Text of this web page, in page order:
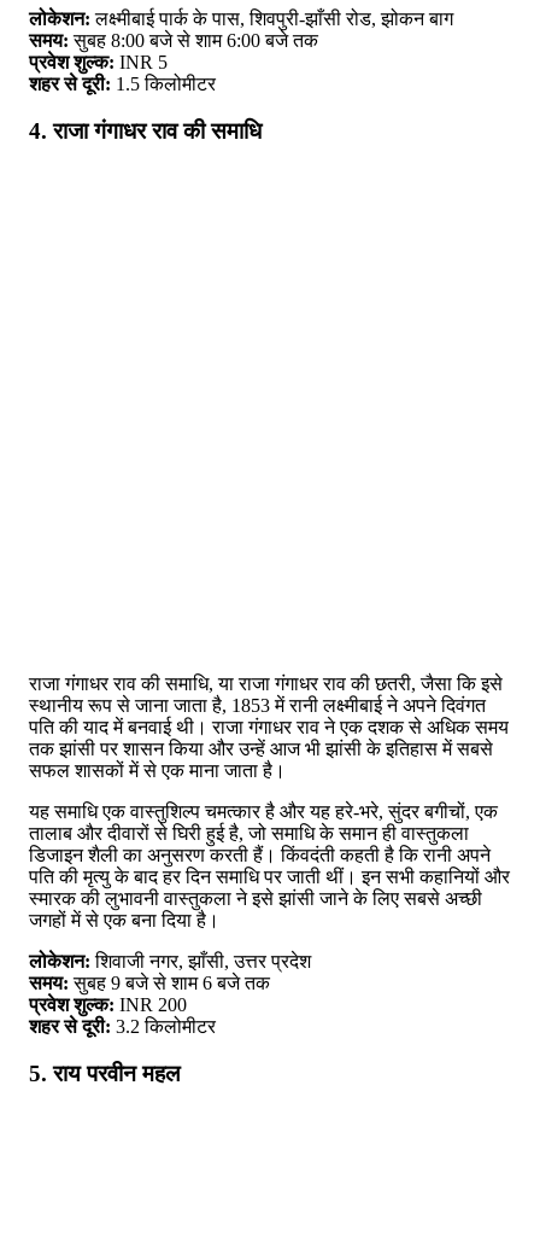
लोकेशन: लक्ष्मीबाई पार्क के पास, शिवपुरी-झाँसी रोड, झोकन बाग
समय: सुबह 8:00 बजे से शाम 6:00 बजे तक
प्रवेश शुल्क: INR 5
शहर से दूरी: 1.5 किलोमीटर
4. राजा गंगाधर राव की समाधि
राजा गंगाधर राव की समाधि, या राजा गंगाधर राव की छतरी, जैसा कि इसे
स्थानीय रूप से जाना जाता है, 1853 में रानी लक्ष्मीबाई ने अपने दिवंगत
पति की याद में बनवाई थी। राजा गंगाधर राव ने एक दशक से अधिक समय
तक झांसी पर शासन किया और उन्हें आज भी झांसी के इतिहास में सबसे
सफल शासकों में से एक माना जाता है।
यह समाधि एक वास्तुशिल्प चमत्कार है और यह हरे-भरे, सुंदर बगीचों, एक
तालाब और दीवारों से घिरी हुई है, जो समाधि के समान ही वास्तुकला
डिजाइन शैली का अनुसरण करती हैं। किंवदंती कहती है कि रानी अपने
पति की मृत्यु के बाद हर दिन समाधि पर जाती थीं। इन सभी कहानियों और
स्मारक की लुभावनी वास्तुकला ने इसे झांसी जाने के लिए सबसे अच्छी
जगहों में से एक बना दिया है।
लोकेशन: शिवाजी नगर, झाँसी, उत्तर प्रदेश
समय: सुबह 9 बजे से शाम 6 बजे तक
प्रवेश शुल्क: INR 200
शहर से दूरी: 3.2 किलोमीटर
5. राय परवीन महल